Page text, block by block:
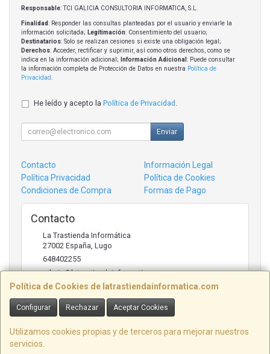
Política de Cookies de latrastiendainformatica.com
Configurar Rechazar Aceptar Cookies
Utilizamos cookies propias y de terceros para mejorar nuestros
servicios.
Responsable: TCI GALICIA CONSULTORIA INFORMATICA, S.L.
Finalidad: Responder las consultas planteadas por el usuario y enviarle la
información solicitada; Legitimación: Consentimiento del usuario;
Destinatarios: Solo se realizan cesiones si existe una obligación legal;
Derechos: Acceder, rectificar y suprimir, así como otros derechos, como se
indica en la información adicional;
Información Adicional : Puede consultar
la información completa de Protección de Datos en nuestra Política de
Privacidad
He leído y acepto la Política de Privacidad
Enviar
Contacto
Información Legal
Política Privacidad
Política de Cookies
Condiciones de Compra
Formas de Pago
Contacto
La Trastienda Informática
27002 España Lugo
648402255
admin@latrastiendainformatica.com
Horario
09:00h -20:00h